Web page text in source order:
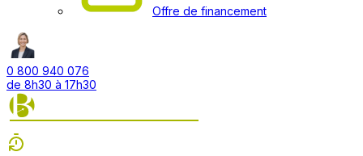
Offre de financement
0 800 940 076
de 8h30 à 17h30